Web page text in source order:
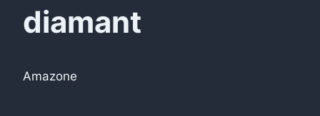
diamant
Amazone